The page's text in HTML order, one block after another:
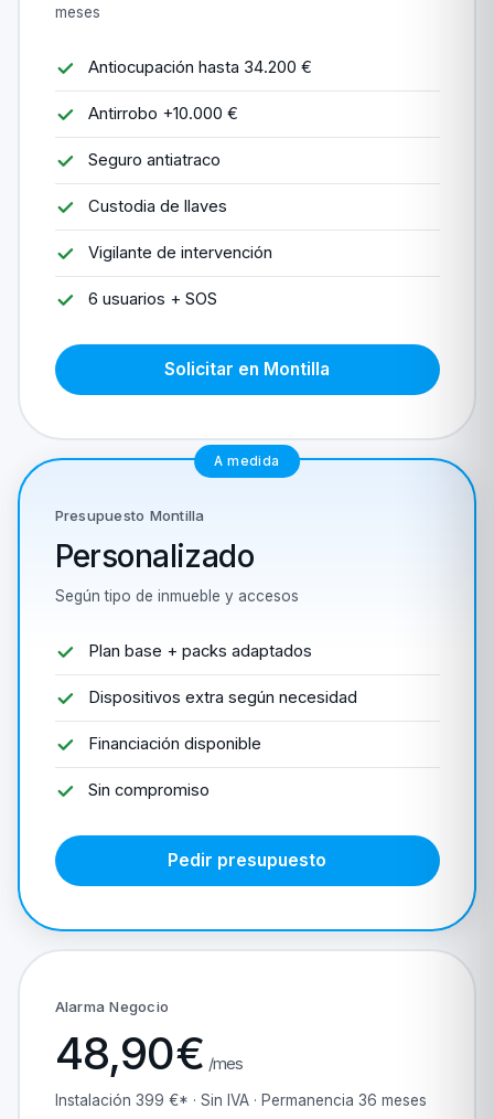
meses
Antiocupación hasta 34.200 €
Antirrobo +10.000 €
Seguro antiatraco
Custodia de llaves
Vigilante de intervención
6 usuarios + SOS
Solicitar en Montilla
A medida
Presupuesto Montilla
Personalizado
Según tipo de inmueble y accesos
Plan base + packs adaptados
Dispositivos extra según necesidad
Financiación disponible
Sin compromiso
Pedir presupuesto
Alarma Negocio
48,90€ /mes
Instalación 399 €* · Sin IVA · Permanencia 36 meses